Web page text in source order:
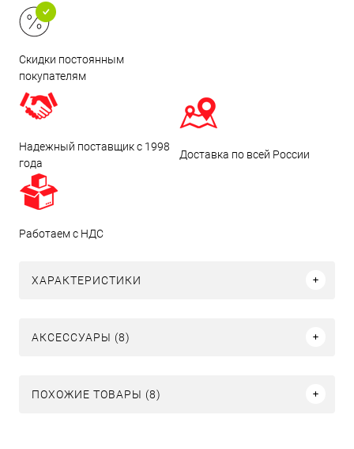
Скидки постоянным
покупателям
Надежный поставщик с 1998
года
Доставка по всей России
Работаем с НДС
ХАРАКТЕРИСТИКИ
АКСЕССУАРЫ (8)
ПОХОЖИЕ ТОВАРЫ (8)